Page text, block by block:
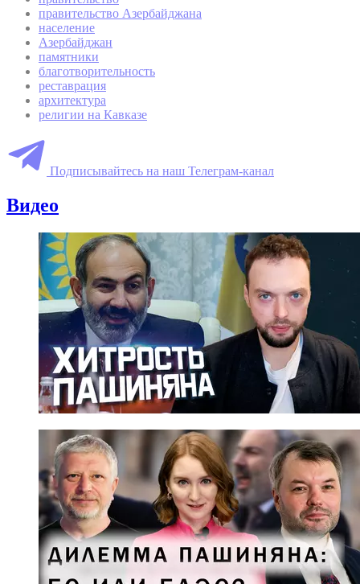
правительство Азербайджана
население
Азербайджан
памятники
благотворительность
реставрация
архитектура
религии на Кавказе
Подписывайтесь на наш Телеграм-канал
Видео